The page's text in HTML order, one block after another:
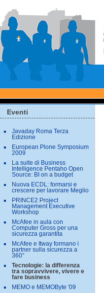
content.
Eventi
Javaday Roma Terza
Edizione
European Plone Symposium
2009
La suite di Business
Intelligence Pentaho Open
Source: BI on a budget
Nuova ECDL: formarsi e
crescere per lavorare Meglio
PRINCE2 Project
Management Executive
Workshop
McAfee in aula con
Computer Gross per una
sicurezza garantita
McAfee e Itway formano i
partner sulla sicurezza a
360°
Tecnologie: la differenza
tra sopravvivere, vivere e
fare business
MEMO e MEMOByte '09